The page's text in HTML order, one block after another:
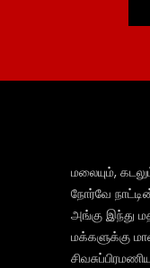
மலையும்,
நோர்வே
அங்கு இந்து
மக்களுக்கு